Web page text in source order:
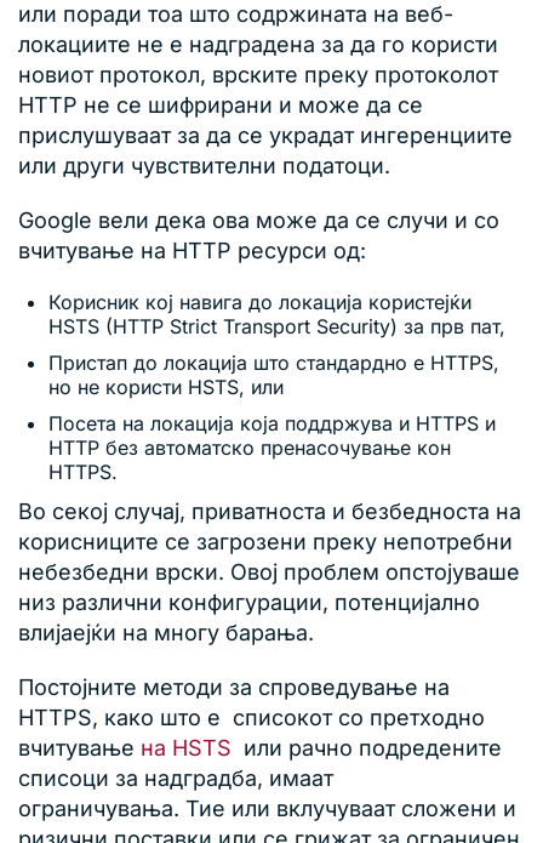
или поради тоа што содржината на веб-
локациите не е надградена за да го користи
новиот протокол, врските преку протоколот
HTTP не се шифрирани и може да се
прислушуваат за да се украдат ингеренциите
или други чувствителни податоци.
Google вели дека ова може да се случи и со
вчитување на HTTP ресурси од:
Корисник кој навига до локација користејќи
HSTS (HTTP Strict Transport Security) за прв пат,
Пристап до локација што стандардно е HTTPS,
но не користи HSTS, или
Посета на локација која поддржува и HTTPS и
HTTP без автоматско пренасочување кон
HTTPS.
Во секој случај, приватноста и безбедноста на
корисниците се загрозени преку непотребни
небезбедни врски. Овој проблем опстојуваше
низ различни конфигурации, потенцијално
влијаејќи на многу барања.
Постојните методи за спроведување на
HTTPS, како што е списокот со претходно
вчитување на HSTS или рачно подредените
списоци за надградба, имаат
ограничувања. Тие или вклучуваат сложени и